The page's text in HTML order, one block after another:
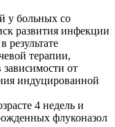
у больных со
развития инфекции
результате
терапии,
зависимости от
индуцированной
4 недель и
флуконазол